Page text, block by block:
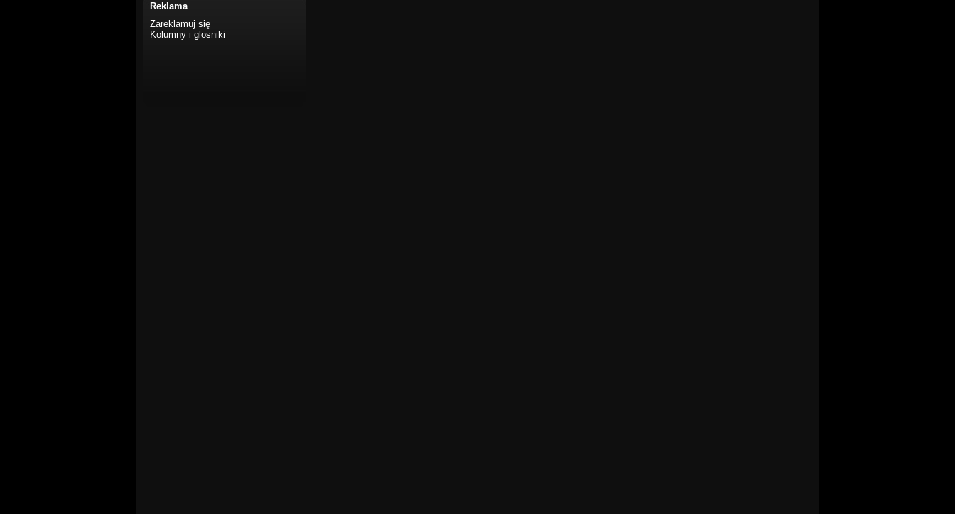
Reklama
Zareklamuj się
Kolumny i glosniki